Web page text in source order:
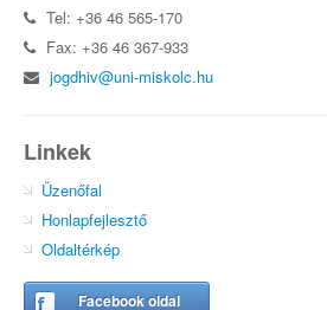
Tel: +36 46 565-170
Fax: +36 46 367-933
jogdhiv@uni-miskolc.hu
Linkek
Üzenőfal
Honlapfejlesztő
Oldaltérkép
Facebook oldal